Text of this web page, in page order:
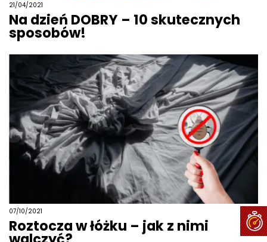
21/04/2021
Na dzień DOBRY – 10 skutecznych
sposobów!
07/10/2021
Roztocza w łóżku – jak z nimi